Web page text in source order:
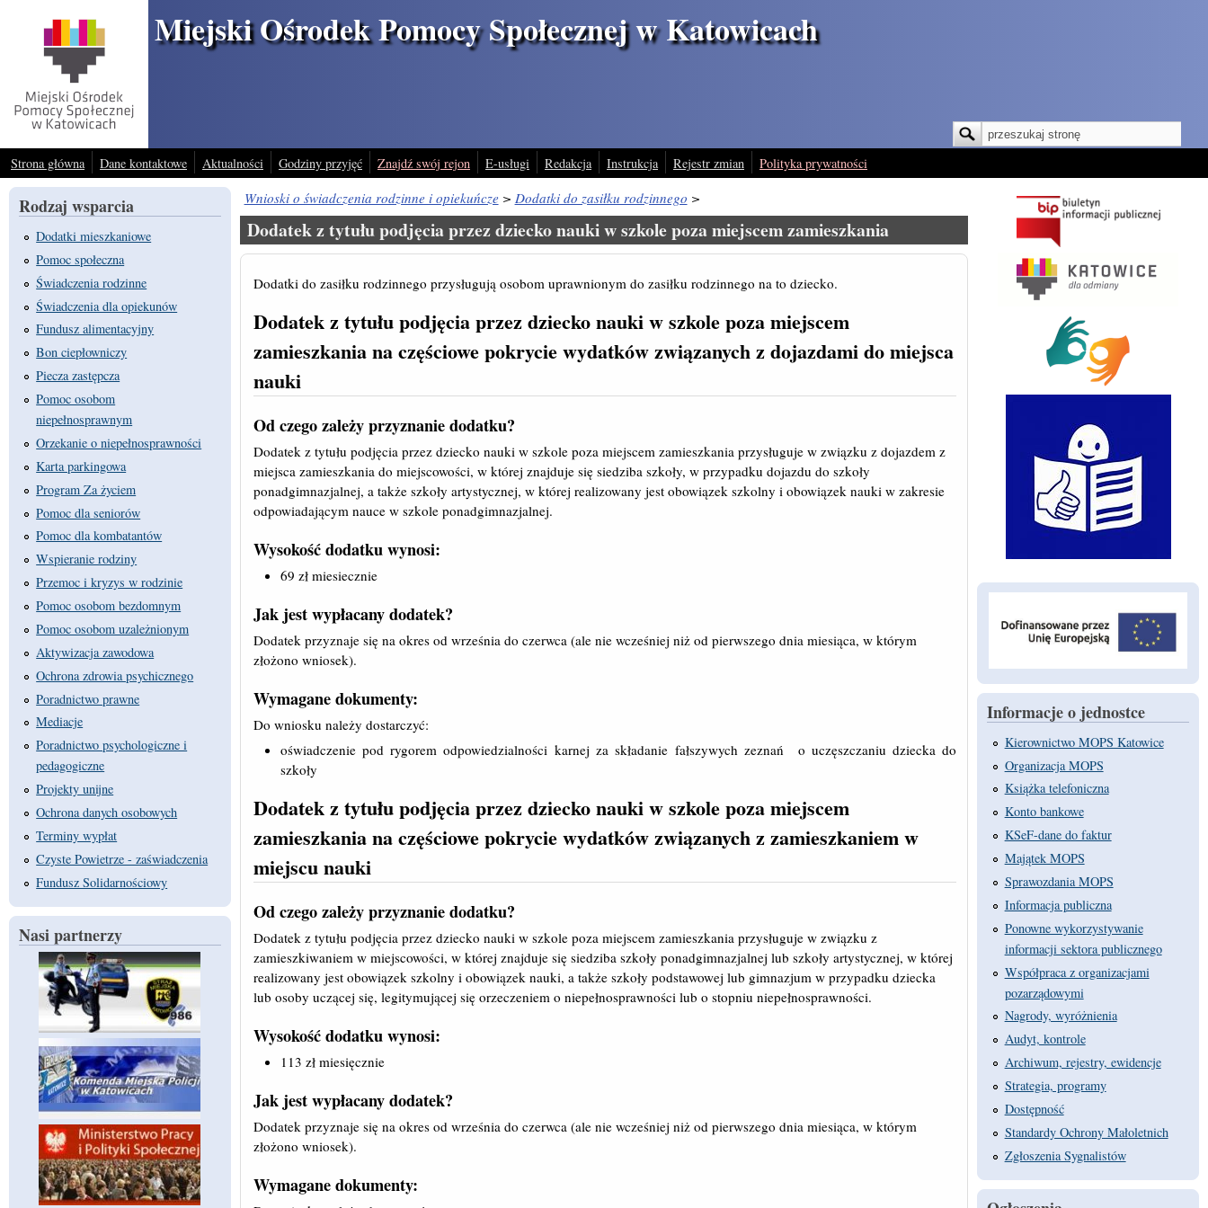
Miejski Ośrodek Pomocy Społecznej w Katowicach
Formularz wyszukiwania
Szukaj
Strona główna Dane kontaktowe Aktualności Godziny przyjęć Znajdź swój rejon E-usługi Redakcja Instrukcja Rejestr zmian Polityka prywatności
Rodzaj wsparcia
Dodatki mieszkaniowe
Pomoc społeczna
Świadczenia rodzinne
Świadczenia dla opiekunów
Fundusz alimentacyjny
Bon ciepłowniczy
Piecza zastępcza
Pomoc osobom
niepełnosprawnym
Orzekanie o niepełnosprawności
Karta parkingowa
Program Za życiem
Pomoc dla seniorów
Pomoc dla kombatantów
Wspieranie rodziny
Przemoc i kryzys w rodzinie
Pomoc osobom bezdomnym
Pomoc osobom uzależnionym
Aktywizacja zawodowa
Ochrona zdrowia psychicznego
Poradnictwo prawne
Mediacje
Poradnictwo psychologiczne i
pedagogiczne
Projekty unijne
Ochrona danych osobowych
Terminy wypłat
Czyste Powietrze - zaświadczenia
Fundusz Solidarnościowy
Nasi partnerzy
Wnioski o świadczenia rodzinne i opiekuńcze> Dodatki do zasiłku rodzinnego >
Dodatek z tytułu podjęcia przez dziecko nauki w szkole poza miejscem zamieszkania
Dodatki do zasiłku rodzinnego przysługują osobom uprawnionym do zasiłku rodzinnego na to dziecko.
Dodatek z tytułu podjęcia przez dziecko nauki w szkole poza miejscem
zamieszkania na częściowe pokrycie wydatkówzwiązanych z dojazdamido miejsca
nauki
Od czego zależy przyznanie dodatku?
Dodatek z tytułu podjęcia przez dziecko nauki w szkole poza miejscem zamieszkania przysługuje w związku z dojazdem z
miejsca zamieszkania do miejscowości, w której znajduje się siedziba szkoły, w przypadku dojazdu do szkoły
ponadgimnazjalnej, a także szkoły artystycznej, w której realizowany jest obowiązek szkolny i obowiązek nauki w zakresie
odpowiadającym nauce w szkole ponadgimnazjalnej.
Wysokość dodatku wynosi:
69 zł miesiecznie
Jak jest wypłacany dodatek?
Dodatek przyznaje się na okres od września do czerwca (ale nie wcześniej niż od pierwszego dnia miesiąca, w którym
złożono wniosek).
Wymagane dokumenty:
Do wniosku należy dostarczyć:
oświadczenie pod rygorem odpowiedzialności karnej za składanie fałszywych zeznań o uczęszczaniu dziecka do
szkoły
Dodatek z tytułu podjęcia przez dziecko nauki w szkole poza miejscem
zamieszkania na częściowe pokrycie wydatkówzwiązanych z zamieszkaniemw
miejscu nauki
Od czego zależy przyznanie dodatku?
Dodatek z tytułu podjęcia przez dziecko nauki w szkole poza miejscem zamieszkania przysługuje w związku z
zamieszkiwaniem w miejscowości, w której znajduje się siedziba szkoły ponadgimnazjalnej lub szkoły artystycznej, w której
realizowany jest obowiązek szkolny i obowiązek nauki, a także szkoły podstawowej lub gimnazjum w przypadku dziecka
lub osoby uczącej się, legitymującej się orzeczeniem o niepełnosprawności lub o stopniu niepełnosprawności.
Wysokość dodatku wynosi:
113 zł miesięcznie
Jak jest wypłacany dodatek?
Dodatek przyznaje się na okres od września do czerwca (ale nie wcześniej niż od pierwszego dnia miesiąca, w którym
złożono wniosek).
Wymagane dokumenty:
Informacje o jednostce
Kierownictwo MOPS Katowice
Organizacja MOPS
Książka telefoniczna
Konto bankowe
KSeF-dane do faktur
Majątek MOPS
Sprawozdania MOPS
Informacja publiczna
Ponowne wykorzystywanie
informacji sektora publicznego
Współpraca z organizacjami
pozarządowymi
Nagrody, wyróżnienia
Audyt, kontrole
Archiwum, rejestry, ewidencje
Strategia, programy
Dostępność
Standardy Ochrony Małoletnich
Zgłoszenia Sygnalistów